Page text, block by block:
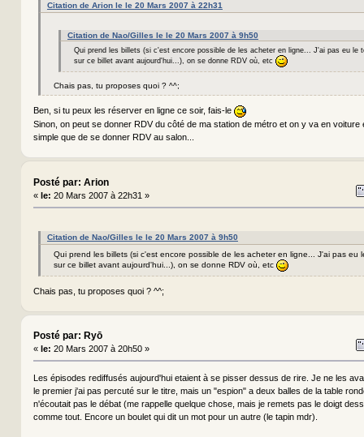
Citation de Arion le le 20 Mars 2007 à 22h31
Citation de Nao/Gilles le le 20 Mars 2007 à 9h50
Qui prend les billets (si c'est encore possible de les acheter en ligne... J'ai pas eu le
sur ce billet avant aujourd'hui...), on se donne RDV où, etc
Chais pas, tu proposes quoi ? ^^;
Ben, si tu peux les réserver en ligne ce soir, fais-le
Sinon, on peut se donner RDV du côté de ma station de métro et on y va en
simple que de se donner RDV au salon...
Posté par: Arion
« le: 20 Mars 2007 à 22h31 »
Citation de Nao/Gilles le le 20 Mars 2007 à 9h50
Qui prend les billets (si c'est encore possible de les acheter en ligne... J'ai pas eu
sur ce billet avant aujourd'hui...), on se donne RDV où, etc
Chais pas, tu proposes quoi ? ^^;
Posté par: Ryō
« le: 20 Mars 2007 à 20h50 »
Les épisodes rediffusés aujourd'hui etaient à se pisser dessus de rire. Je ne les
le premier j'ai pas percuté sur le titre, mais un "espion" a deux balles de la table
n'écoutait pas le débat (me rappelle quelque chose, mais je remets pas le doigt
comme tout. Encore un boulet qui dit un mot pour un autre (le tapin mdr).